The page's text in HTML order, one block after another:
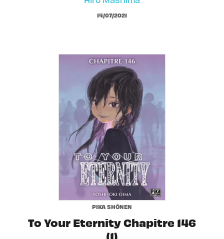
14/07/2021
PIKA SHÔNEN
To Your Eternity Chapitre 146
(1)